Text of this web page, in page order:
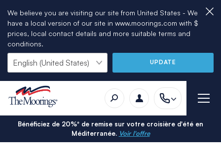
We believe you are visiting our site from United States - We
have a local version of our site in www.moorings.com with $
prices, local contact details and more suitable terms and
conditions.
UPDATE
Bénéficiez de 20%* de remise sur votre croisière d'été en
Méditerranée. Voir l'offre